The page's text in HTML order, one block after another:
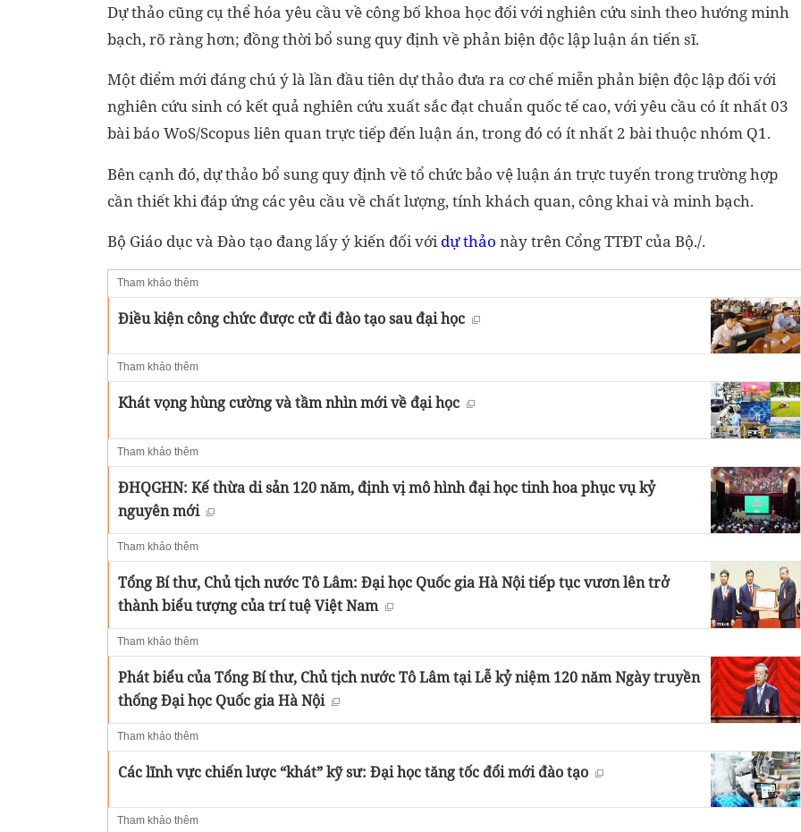
Dự thảo cũng cụ thể hóa yêu cầu về công bố khoa học đối với nghiên cứu sinh theo hướng minh
bạch, rõ ràng hơn; đồng thời bổ sung quy định về phản biện độc lập luận án tiến sĩ.
Một điểm mới đáng chú ý là lần đầu tiên dự thảo đưa ra cơ chế miễn phản biện độc lập đối với
nghiên cứu sinh có kết quả nghiên cứu xuất sắc đạt chuẩn quốc tế cao, với yêu cầu có ít nhất 03
bài báo WoS/Scopus liên quan trực tiếp đến luận án, trong đó có ít nhất 2 bài thuộc nhóm Q1.
Bên cạnh đó, dự thảo bổ sung quy định về tổ chức bảo vệ luận án trực tuyến trong trường hợp
cần thiết khi đáp ứng các yêu cầu về chất lượng, tính khách quan, công khai và minh bạch.
Bộ Giáo dục và Đào tạo đang lấy ý kiến đối vớidự thảo này trên Cổng TTĐT của Bộ./.
Tham khảo thêm
Điều kiện công chức được cử đi đào tạo sau đại học
Tham khảo thêm
Khát vọng hùng cường và tầm nhìn mới về đại học
Tham khảo thêm
ĐHQGHN: Kế thừa di sản 120 năm, định vị mô hình đại học tinh hoa phục vụ kỷ
nguyên mới
Tham khảo thêm
Tổng Bí thư, Chủ tịch nước Tô Lâm: Đại học Quốc gia Hà Nội tiếp tục vươn lên trở
thành biểu tượng của trí tuệ Việt Nam
Tham khảo thêm
Phát biểu của Tổng Bí thư, Chủ tịch nước Tô Lâm tại Lễ kỷ niệm 120 năm Ngày truyền
thống Đại học Quốc gia Hà Nội
Tham khảo thêm
Các lĩnh vực chiến lược “khát” kỹ sư: Đại học tăng tốc đổi mới đào tạo
Tham khảo thêm